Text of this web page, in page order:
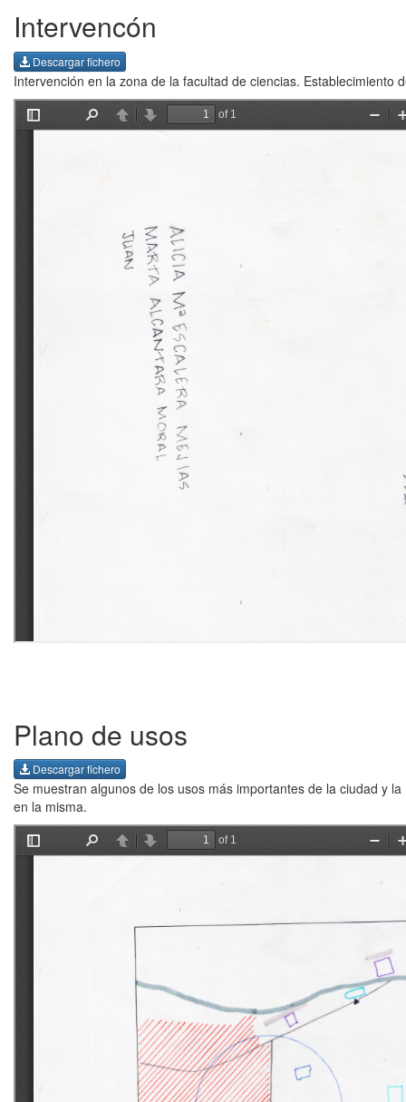
Intervencón
Descargar fichero
Intervención en la zona de la facultad de ciencias. Establecimiento
Plano de usos
Descargar fichero
Se muestran algunos de los usos más importantes de la ciudad y
en la misma.